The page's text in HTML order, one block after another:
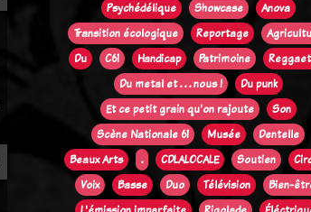
Psychédélique
Showcase
Anova
Transition écologique
Reportage
Du
C61 Handicap Patrimoine
Du metal et . . . nous !
Du punk
Et ce petit grain qu'on rajoute
Son
Scène Nationale 61
Musée
Dentelle
Beaux Arts
. CDLALOCALE Soutien
Voix
Basse Duo Télévision
Bien-